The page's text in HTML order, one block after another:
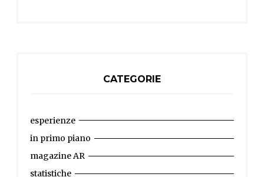
CATEGORIE
esperienze
in primo piano
magazine AR
statistiche